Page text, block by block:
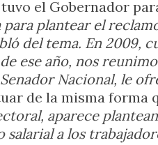
el Gobernador
plantear el
del tema. En 2009,
ese año, nos
Nacional, le
de la misma
aparece
a los